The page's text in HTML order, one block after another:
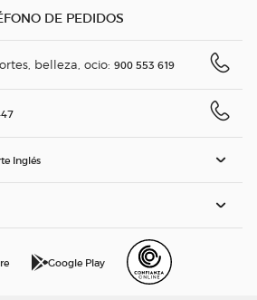
DE PEDIDOS
belleza, ocio: 900 553 619
Inglés
Google Play